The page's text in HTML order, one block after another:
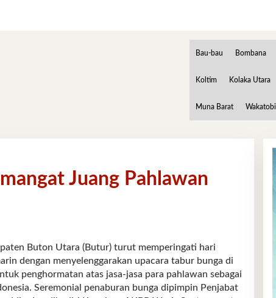
Bau-bau Bombana
Koltim Kolaka Utara
Muna Barat Wakatobi
Juang Pahlawan
Buton Utara (Butur) turut memperingati hari
dengan menyelenggarakan upacara tabur bunga di
penghormatan atas jasa-jasa para pahlawan sebagai
Seremonial penaburan bunga dipimpin Penjabat